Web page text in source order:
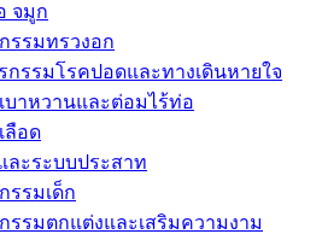
จมูก
รรมทรวงอก
กรรมโรคปอดและทางเดินหายใจ
บาหวานและต่อมไร้ท่อ
ลือด
ละระบบประสาท
รรมเด็ก
รรมตกแต่งและเสริมความงาม